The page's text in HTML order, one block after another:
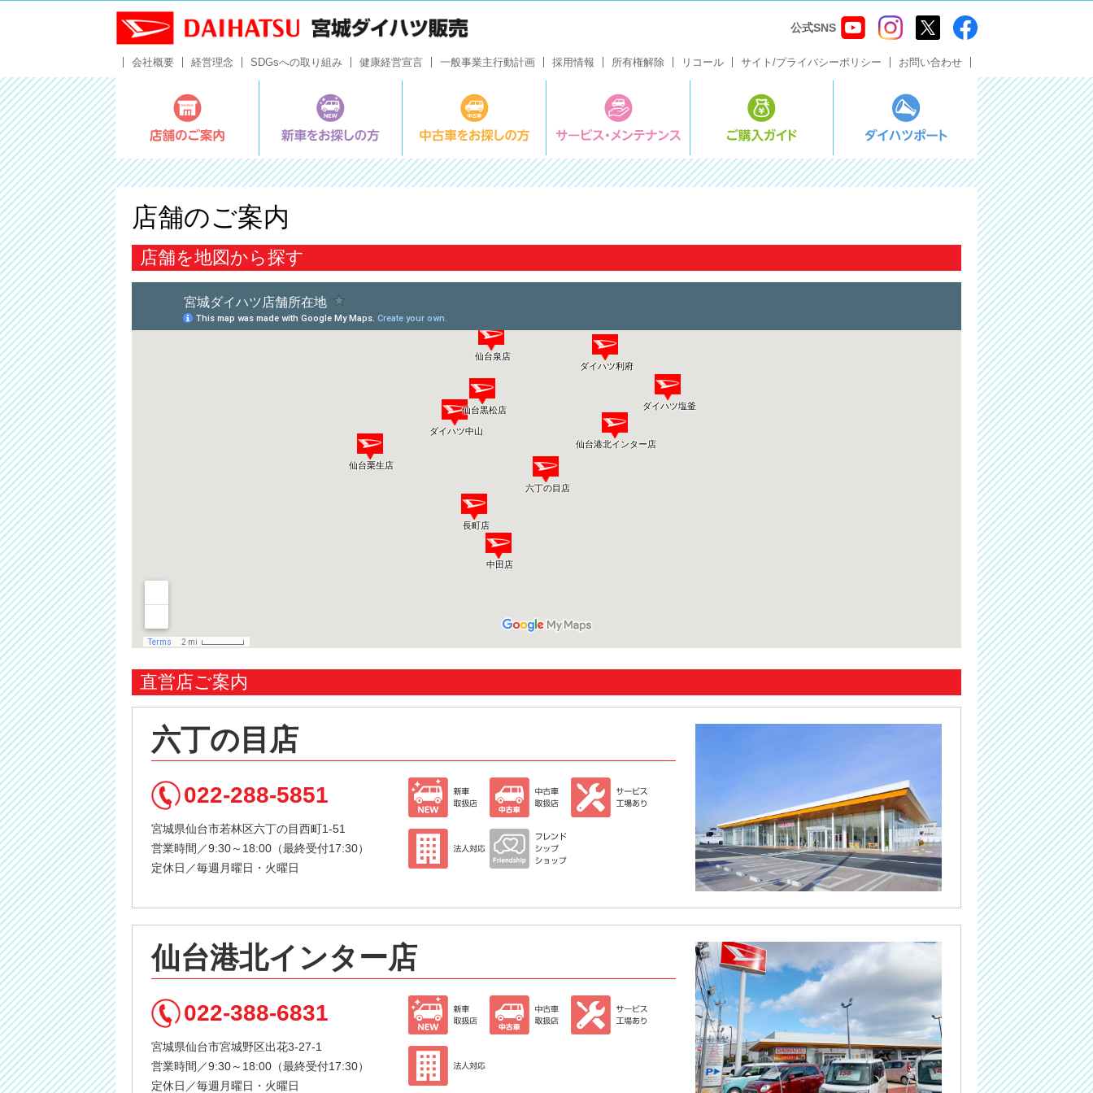
公式SNS
会社概要 経営理念 SDGsへの取り組み 健康経営宣言 一般事業主行動計画 採用情報 所有権解除 リコール サイト/プライバシーポリシー お問い合わせ
ダイハツポート
店舗のご案内
店舗を地図から探す
直営店ご案内
六丁の目店
022-288-5851
宮城県仙台市若林区六丁の目西町1-51
営業時間／9:30～18:00（最終受付17:30）
定休日／毎週月曜日・火曜日
仙台港北インター店
022-388-6831
宮城県仙台市宮城野区出花3-27-1
営業時間／9:30～18:00（最終受付17:30）
定休日／毎週月曜日・火曜日